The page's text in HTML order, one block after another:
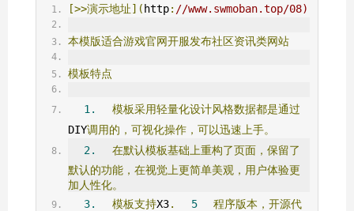
[>>演示地址]( http:
本模版适合游戏官网开服发布社区资讯类网站
模板特点
1.
模板采用轻量化设计风格数据都是通过
DIY调用的，可视化操作，可以迅速上手。
2.
在默认模板基础上重构了页面，保留了
默认的功能，在视觉上更简单美观，用户体验更
加人性化。
3. 模板支持X3. 5 程序版本，开源代